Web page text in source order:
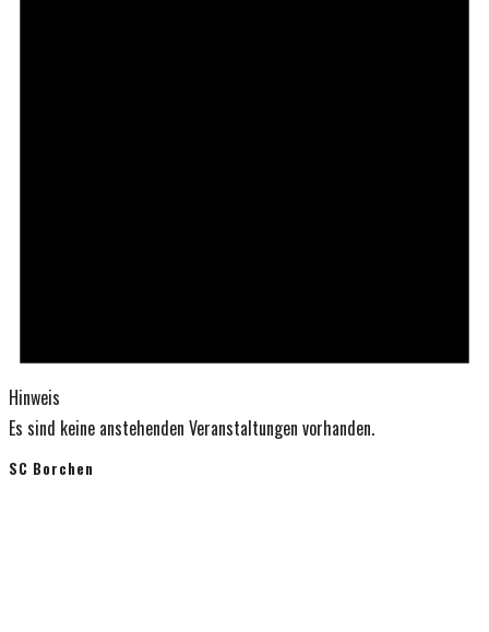
Hinweis
Es sind keine anstehenden Veranstaltungen vorhanden.
SC Borchen